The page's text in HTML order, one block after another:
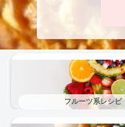
フルーツ系レシピ